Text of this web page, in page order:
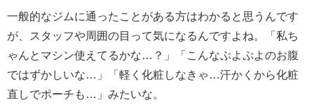
一般的なジムに通ったことがある方はわかると思うんです
が、スタッフや周囲の目って気になるんですよね。「私ち
ゃんとマシン使えてるかな…？」「こんなぷよぷよのお腹
ではずかしいな…」「軽く化粧しなきゃ…汗かくから化粧
直しでポーチも…」みたいな。